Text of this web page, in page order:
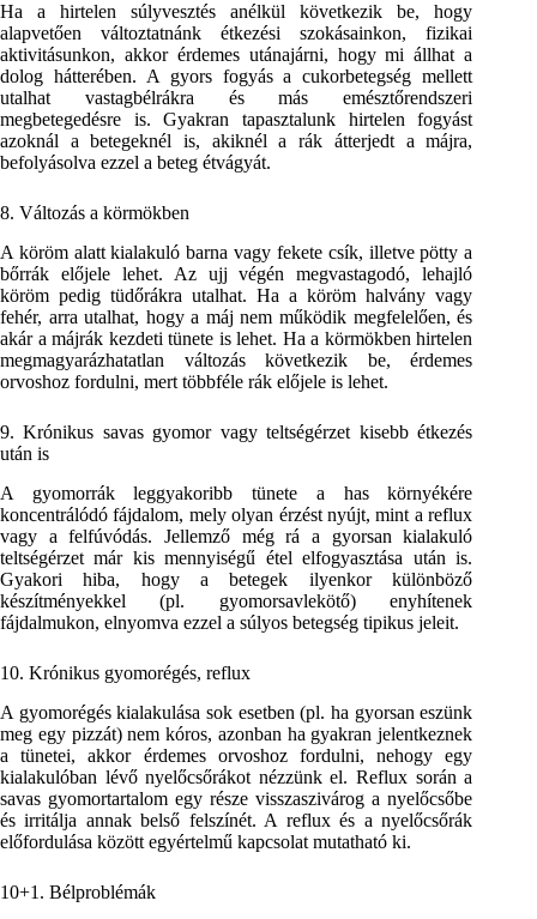
Ha a hirtelen súlyvesztés anélkül következik be, hogy
alapvetően változtatnánk étkezési szokásainkon, fizikai
aktivitásunkon, akkor érdemes utánajárni, hogy mi állhat a
dolog hátterében. A gyors fogyás a cukorbetegség mellett
utalhat vastagbélrákra és más emésztőrendszeri
megbetegedésre is. Gyakran tapasztalunk hirtelen fogyást
azoknál a betegeknél is, akiknél a rák átterjedt a májra,
befolyásolva ezzel a beteg étvágyát.
8. Változás a körmökben
A köröm alatt kialakuló barna vagy fekete csík, illetve pötty a
bőrrák előjele lehet. Az ujj végén megvastagodó, lehajló
köröm pedig tüdőrákra utalhat. Ha a köröm halvány vagy
fehér, arra utalhat, hogy a máj nem működik megfelelően, és
akár a májrák kezdeti tünete is lehet. Ha a körmökben hirtelen
megmagyarázhatatlan változás következik be, érdemes
orvoshoz fordulni, mert többféle rák előjele is lehet.
9. Krónikus savas gyomor vagy teltségérzet kisebb étkezés
után is
A gyomorrák leggyakoribb tünete a has környékére
koncentrálódó fájdalom, mely olyan érzést nyújt, mint a reflux
vagy a felfúvódás. Jellemző még rá a gyorsan kialakuló
teltségérzet már kis mennyiségű étel elfogyasztása után is.
Gyakori hiba, hogy a betegek ilyenkor különböző
készítményekkel (pl. gyomorsavlekötő) enyhítenek
fájdalmukon, elnyomva ezzel a súlyos betegség tipikus jeleit.
10. Krónikus gyomorégés, reflux
A gyomorégés kialakulása sok esetben (pl. ha gyorsan eszünk
meg egy pizzát) nem kóros, azonban ha gyakran jelentkeznek
a tünetei, akkor érdemes orvoshoz fordulni, nehogy egy
kialakulóban lévő nyelőcsőrákot nézzünk el. Reflux során a
savas gyomortartalom egy része visszaszivárog a nyelőcsőbe
és irritálja annak belső felszínét. A reflux és a nyelőcsőrák
előfordulása között egyértelmű kapcsolat mutatható ki.
10+1. Bélproblémák